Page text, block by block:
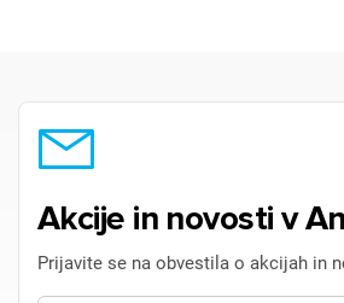
Akcije in novosti v
Prijavite se na obvestila o akcijah in